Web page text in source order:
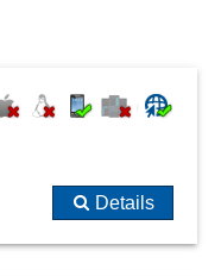
Details